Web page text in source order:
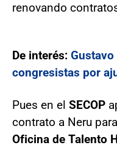
renovando
De interés:
congresistas por
Pues en el SECOP
contrato a Neru
Oficina de Talento